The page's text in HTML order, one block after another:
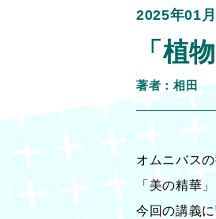
2025年01
「植
著者：相田
オムニバス
「美の精華
今回の講義